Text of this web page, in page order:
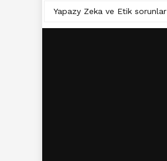
Yapazy Zeka ve Etik sorunlar